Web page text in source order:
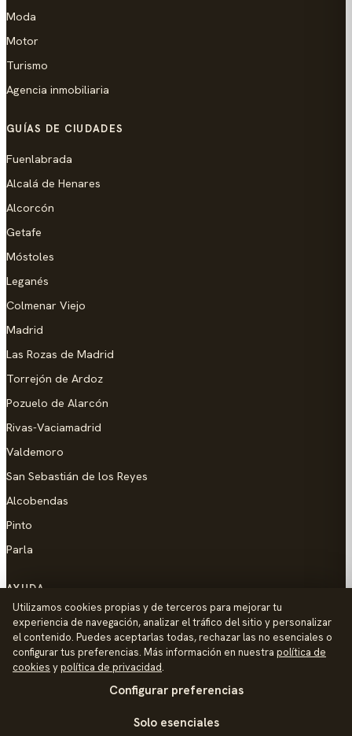
Moda
Motor
Turismo
Agencia inmobiliaria
GUÍAS DE CIUDADES
Fuenlabrada
Alcalá de Henares
Alcorcón
Getafe
Móstoles
Leganés
Colmenar Viejo
Madrid
Las Rozas de Madrid
Torrejón de Ardoz
Pozuelo de Alarcón
Rivas-Vaciamadrid
Valdemoro
San Sebastián de los Reyes
Alcobendas
Pinto
Parla
AYUDA
Añadir empresa
Contacto
Política de Privacidad
Utilizamos cookies propias y de terceros para mejorar tu
experiencia de navegación, analizar el tráfico del sitio y personalizar
el contenido. Puedes aceptarlas todas, rechazar las no esenciales o
configurar tus preferencias. Más información en nuestra política de
cookies ypolítica de privacidad.
Configurar preferencias
Solo esenciales